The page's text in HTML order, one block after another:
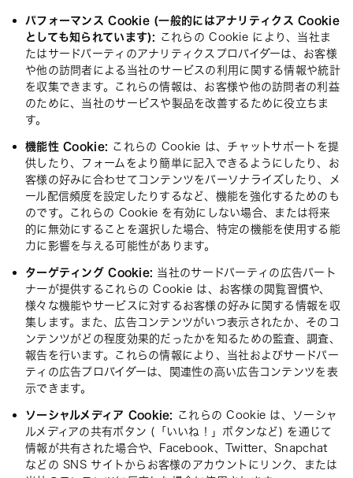
パフォーマンス Cookie (一般的にはアナリティクス Cookie
としても知られています):
これらの Cookie により、当社ま
たはサードパーティのアナリティクスプロバイダーは、お客様
や他の訪問者による当社のサービスの利用に関する情報や統計
を収集できます。これらの情報は、お客様や他の訪問者の利益
のために、当社のサービスや製品を改善するために役立ちま
す。
機能性 Cookie: これらの Cookie は、チャットサポートを提
供したり、フォームをより簡単に記入できるようにしたり、お
客様の好みに合わせてコンテンツをパーソナライズしたり、メ
ール配信頻度を設定したりするなど、機能を強化するためのも
のです。これらの Cookie を有効にしない場合、または将来
的に無効にすることを選択した場合、特定の機能を使用する能
力に影響を与える可能性があります。
ターゲティング Cookie: 当社のサードパーティの広告パート
ナーが提供するこれらの Cookie は、お客様の閲覧習慣や、
様々な機能やサービスに対するお客様の好みに関する情報を収
集します。また、広告コンテンツがいつ表示されたか、そのコ
ンテンツがどの程度効果的だったかを知るための監査、調査、
報告を行います。これらの情報により、当社およびサードパー
ティの広告プロバイダーは、関連性の高い広告コンテンツを表
示できます。
ソーシャルメディア Cookie:
これらの Cookie は、ソーシャ
ルメディアの共有ボタン (「いいね！」ボタンなど) を通じて
情報が共有された場合や、Facebook、Twitter、Snapchat
などの SNS サイトからお客様のアカウントにリンク、または